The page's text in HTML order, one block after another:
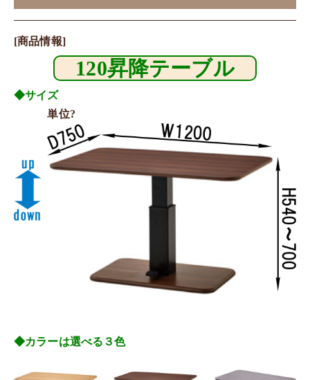
[商品情報]
120昇降テーブル
◆サイズ
単位?
◆カラーは選べる３色